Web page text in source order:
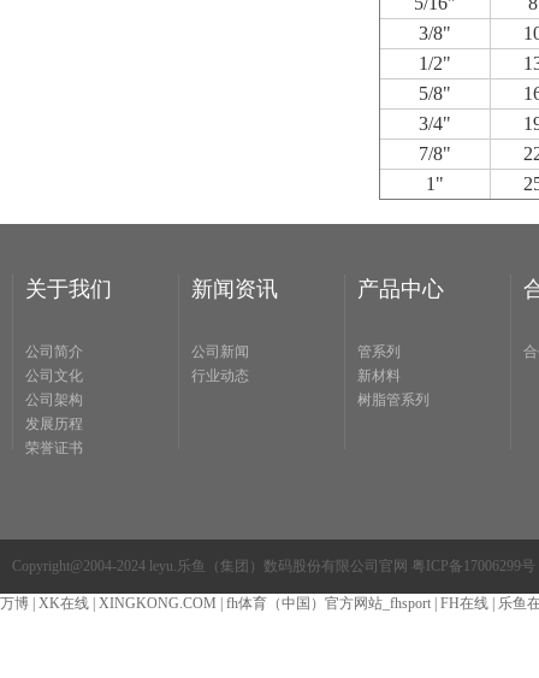
3/8"
1/2"
5/8"
3/4"
7/8"
1"
关于我们
公司简介
公司文化
公司架构
发展历程
荣誉证书
新闻资讯
公司新闻
行业动态
产品中心
管系列
新材料
树脂管系列
Copyright@2004-2024 leyu.乐鱼（集团）数码股份有限公司官网 粤ICP备17006299号
万博 XK在线 XINGKONG.COM fh体育（中国）官方网站_fhsport FH在线 乐鱼